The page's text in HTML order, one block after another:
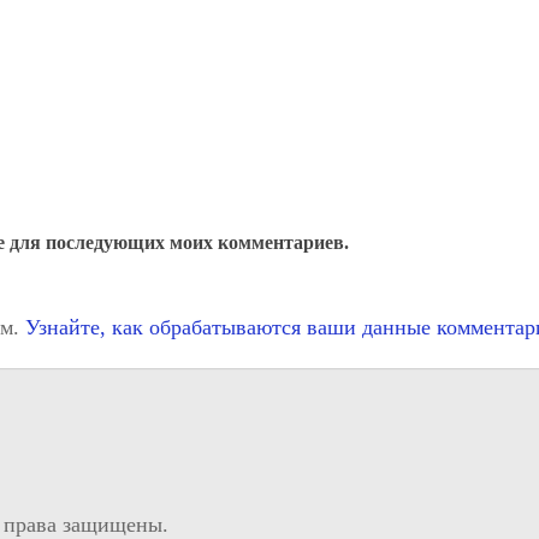
для последующих моих комментариев.
Узнайте, как обрабатываются ваши данные
защищены.